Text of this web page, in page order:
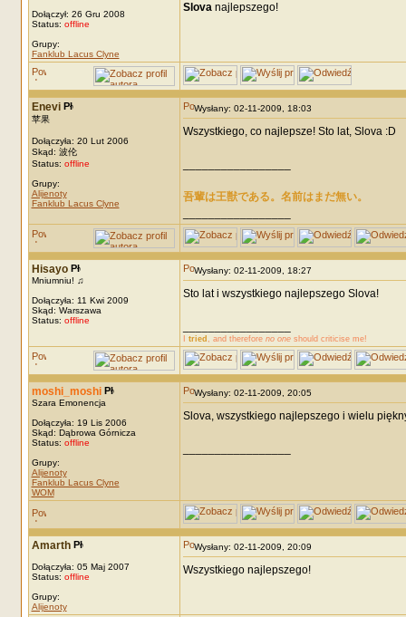
Dołączył: 26 Gru 2008
Status: offline
Grupy:
Fanklub Lacus Clyne
Slovanajlepszego!
Enevi
苹果
Dołączyła: 20 Lut 2006
Skąd: 波伦
Status: offline
Grupy:
Alijenoty
Fanklub Lacus Clyne
Wysłany: 02-11-2009, 18:03
Wszystkiego, co najlepsze! Sto lat, Slova :D
吾輩は王獣である。名前はまだ無い。
Hisayo
Mniumniu! ♫
Dołączyła: 11 Kwi 2009
Skąd: Warszawa
Status: offline
Wysłany: 02-11-2009, 18:27
Sto lat i wszystkiego najlepszego Slova!
tried , and therefore no oneshould criticise me!
moshi_moshi
Szara Emonencja
Dołączyła: 19 Lis 2006
Skąd: Dąbrowa Górnicza
Status: offline
Grupy:
Alijenoty
Fanklub Lacus Clyne
WOM
Wysłany: 02-11-2009, 20:05
Slova, wszystkiego najlepszego i wielu
Amarth
Dołączyła: 05 Maj 2007
Status: offline
Grupy:
Alijenoty
Wysłany: 02-11-2009, 20:09
Wszystkiego najlepszego!